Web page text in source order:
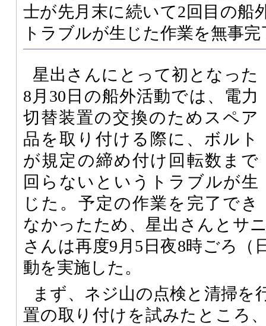
士が先月末に続いて2回目の船
トラブルが生じた作業を無事
星出さんにとって初となった
8月30日の船外活動では、電力
切替装置の交換のためスペア
品を取り付ける際に、ボルト
が規定の締め付け回転数まで
回らないというトラブルが生
じた。予定の作業を完了でき
なかったため、星出さんとサ
さんは再度9月5日夜8時ごろ（
動を実施した。
まず、ネジ山の点検と清掃を
置の取り付けを試みたところ